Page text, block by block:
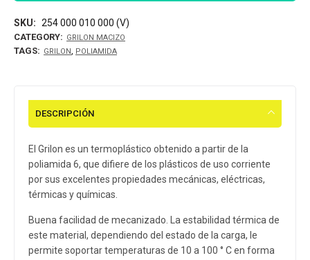
SKU: 254 000 010 000 (V)
CATEGORY: GRILON MACIZO
TAGS: GRILON POLIAMIDA
DESCRIPCIÓN
El Grilon es un termoplástico obtenido a partir de la
poliamida 6, que difiere de los plásticos de uso corriente
por sus excelentes propiedades mecánicas, eléctricas,
térmicas y químicas.
Buena facilidad de mecanizado. La estabilidad térmica de
este material, dependiendo del estado de la carga, le
permite soportar temperaturas de 10 a 100 ° C en forma